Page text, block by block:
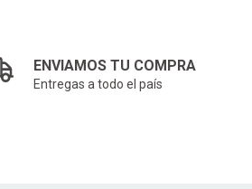
ENVIAMOS TU COMPRA
Entregas a todo el país